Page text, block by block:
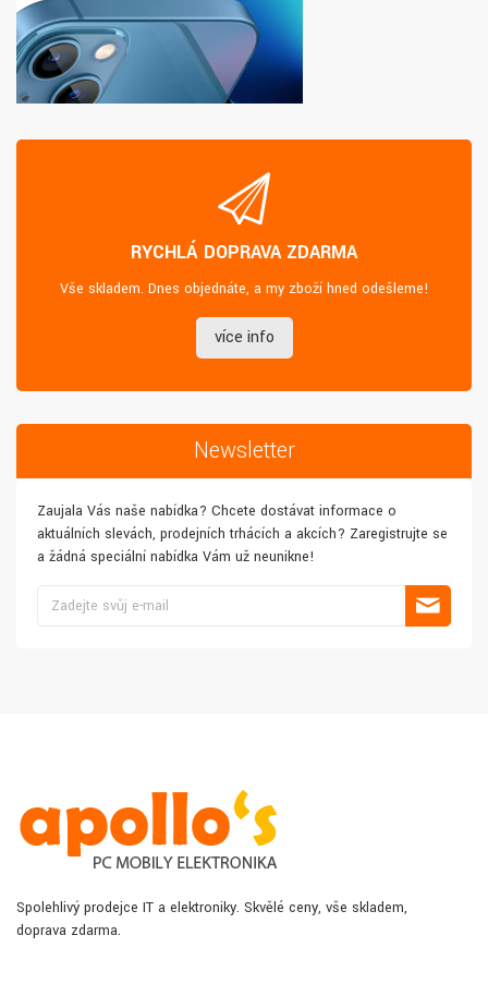
RYCHLÁ DOPRAVA ZDARMA
Vše skladem. Dnes objednáte, a my zboží hned odešleme!
více info
Newsletter
Zaujala Vás naše nabídka? Chcete dostávat informace o
aktuálních slevách, prodejních trhácích a akcích? Zaregistrujte se
a žádná speciální nabídka Vám už neunikne!
Spolehlivý prodejce IT a elektroniky. Skvělé ceny, vše skladem,
doprava zdarma.